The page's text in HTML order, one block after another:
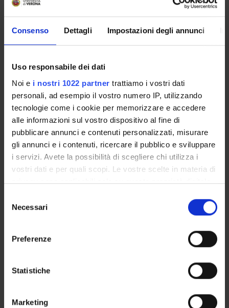
Consenso Dettagli Impostazioni degli annunci
Uso responsabile dei dati
Noi e i nostri 1022 partner trattiamo i vostri dati
personali, ad esempio il vostro numero IP, utilizzando
tecnologie come i cookie per memorizzare e accedere
alle informazioni sul vostro dispositivo al fine di
pubblicare annunci e contenuti personalizzati, misurare
gli annunci e i contenuti, ricercare il pubblico e sviluppare
i servizi. Avete la possibilità di scegliere chi utilizza i
vostri dati e per quali scopi. Le vostre scelte in materia di
privacy sono applicabili solo su questa proprietà digitale
modificare o revocare il proprio consenso in qualsiasi
momento dalla Dichiarazione sui cookie o facendo clic
raccogliere informazioni sulla tua posizione
geografica, con un'approssimazione di qualche
Identificare il tuo dispositivo, scansionandolo
delNecessari
Preferenze
Statistiche
Marketing
ASSIGNMENTS
GOVERNANCE
COMMITTEES
DEPARTMENT ADMINISTRATION OFFICES
STUDENT ADMINISTRATION OFFICES
LABORATORIES
SPIN OFF AND COMPANIES